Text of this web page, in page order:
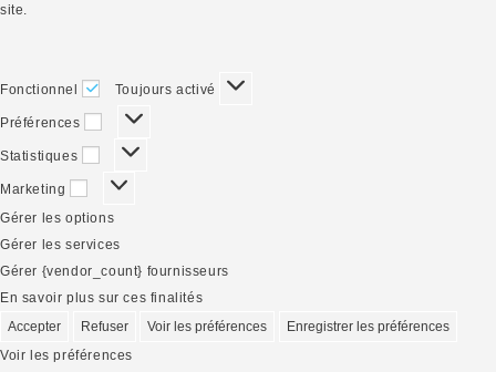
site.
Fonctionnel Fonctionnel
Toujours activé
Préférences Préférences
Statistiques Statistiques
Marketing Marketing
Gérer les options
Gérer les services
Gérer {vendor_count} fournisseurs
En savoir plus sur ces finalités
Accepter
Refuser Voir les préférences
Enregistrer les préférences
Voir les préférences